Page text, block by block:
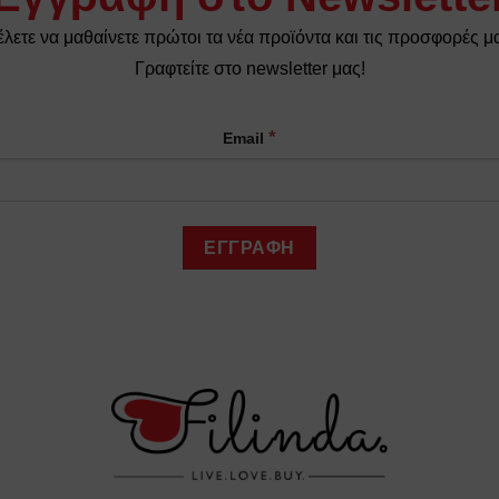
να μαθαίνετε πρώτοι τα νέα προϊόντα και τις προσφορές
Γραφτείτε στο newsletter μας!
Email *